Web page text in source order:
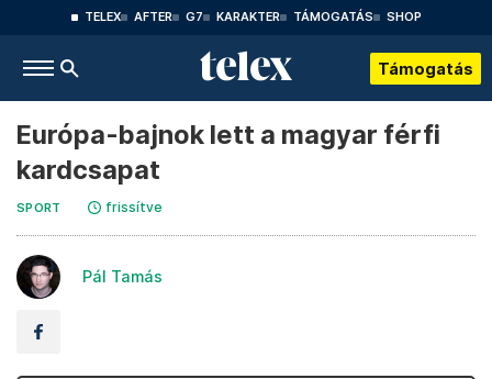
TELEX AFTER G7 KARAKTER TÁMOGATÁS SHOP
Támogatás
Európa-bajnok lett a magyar férfi
kardcsapat
SPORT frissítve
Pál Tamás